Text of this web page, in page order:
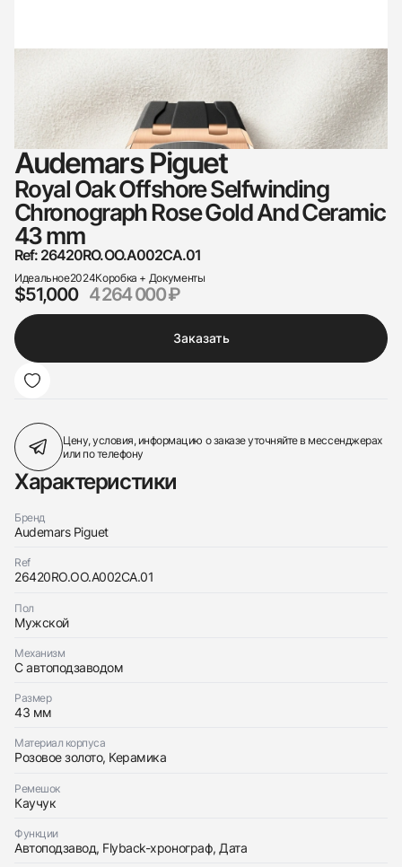
Audemars Piguet
Royal Oak Offshore Selfwinding
Chronograph Rose Gold And Ceramic
43 mm
Ref: 26420RO.OO.A002CA.01
Идеальное2024Коробка + Документы
$51,000 4 264 000 ₽
Заказать
Цену, условия, информацию о заказеуточняйте в мессенджерах
или по телефону
Характеристики
Бренд
Audemars Piguet
Ref
26420RO.OO.A002CA.01
Пол
Мужской
Механизм
С автоподзаводом
Размер
43 мм
Материал корпуса
Розовое золото, Керамика
Ремешок
Каучук
Функции
Автоподзавод, Flyback-хронограф, Дата